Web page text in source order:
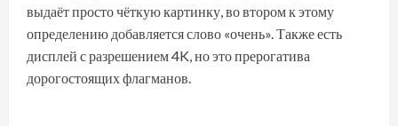
выдаёт просто чёткую картинку, во втором к этому
определению добавляется слово «очень». Также есть
дисплей с разрешением 4K, но это прерогатива
дорогостоящих флагманов.